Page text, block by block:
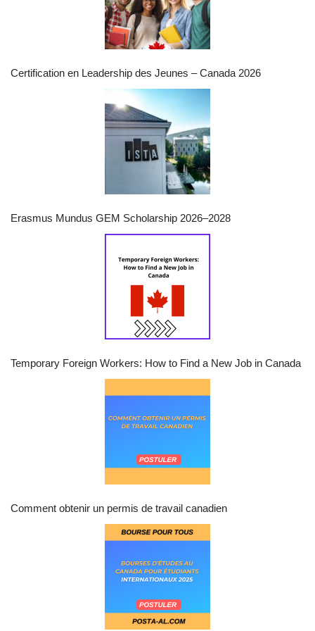
Certification en Leadership des Jeunes – Canada 2026
Erasmus Mundus GEM Scholarship 2026–2028
Temporary Foreign Workers: How to Find a New Job in Canada
Comment obtenir un permis de travail canadien